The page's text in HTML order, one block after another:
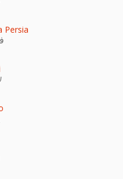
Persia